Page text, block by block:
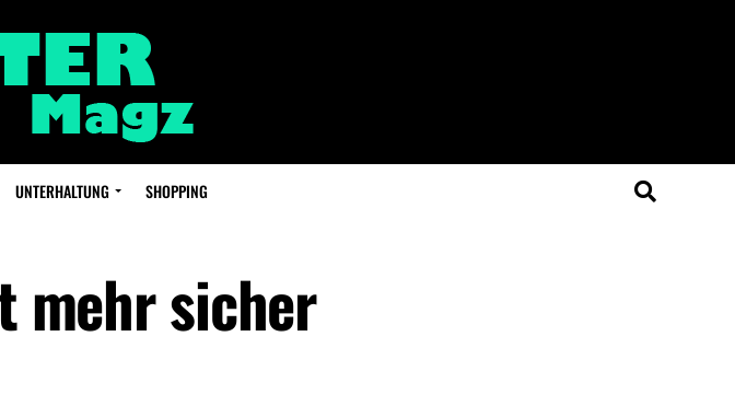
UNTERHALTUNG SHOPPING
mehr sicher